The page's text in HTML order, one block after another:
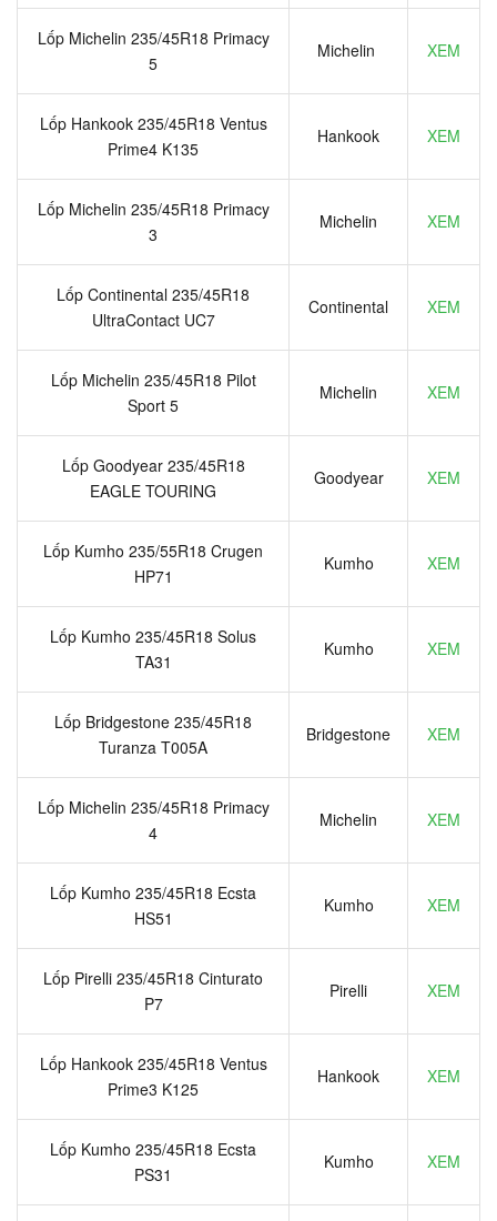
Lốp Michelin 235/45R18 Primacy
5
Michelin XEM
Lốp Hankook 235/45R18 Ventus
Prime4 K135
Hankook XEM
Lốp Michelin 235/45R18 Primacy
3
Michelin XEM
Lốp Continental 235/45R18
UltraContact UC7
Continental XEM
Lốp Michelin 235/45R18 Pilot
Sport 5
Michelin XEM
Lốp Goodyear 235/45R18
EAGLE TOURING
Goodyear XEM
Lốp Kumho 235/55R18 Crugen
HP71
Kumho XEM
Lốp Kumho 235/45R18 Solus
TA31
Kumho XEM
Lốp Bridgestone 235/45R18
Turanza T005A
Bridgestone XEM
Lốp Michelin 235/45R18 Primacy
4
Michelin XEM
Lốp Kumho 235/45R18 Ecsta
HS51
Kumho XEM
Lốp Pirelli 235/45R18 Cinturato
P7
Pirelli XEM
Lốp Hankook 235/45R18 Ventus
Prime3 K125
Hankook XEM
Lốp Kumho 235/45R18 Ecsta
PS31
Kumho XEM